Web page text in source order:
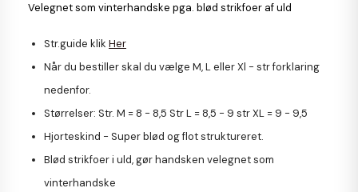
Velegnet som vinterhandske pga. blød strikfoer af uld
Str.guide klik Her
Når du bestiller skal du vælge M, L eller Xl - str forklaring
nedenfor.
Størrelser: Str. M = 8 - 8,5 StrL = 8,5 - 9 strXL = 9 - 9,5
Hjorteskind - Super blød og flot struktureret.
Blød strikfoer i uld, gør handsken velegnet som
vinterhandske